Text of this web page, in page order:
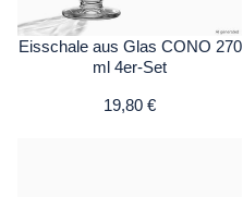
Eisschale aus Glas CONO 270
ml 4er-Set
19,80 €